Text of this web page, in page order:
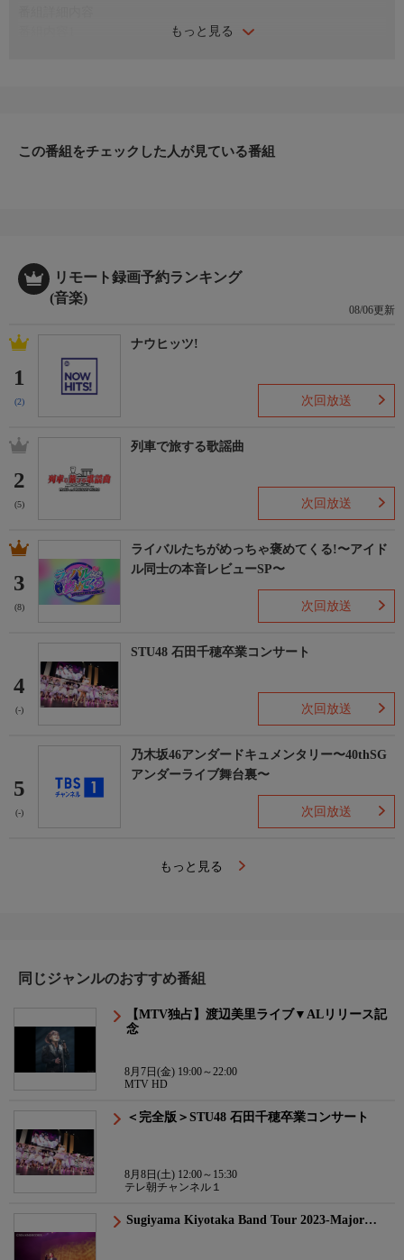
もっと見る
する。
この番組をチェックした人が見ている番組
リモート録画予約ランキング
(音楽)
08/06更新
1
(2)
ナウヒッツ!
次回放送
2
(5)
列車で旅する歌謡曲
次回放送
3
(8)
ライバルたちがめっちゃ褒めてくる!〜アイド
ル同士の本音レビューSP〜
次回放送
4
(-)
STU48 石田千穂卒業コンサート
次回放送
5
(-)
乃木坂46アンダードキュメンタリー〜40thSG
アンダーライブ舞台裏〜
次回放送
もっと見る
同じジャンルのおすすめ番組
【MTV独占】渡辺美里ライブ▼ALリリース記
念
8月7日(金) 19:00～22:00
MTV HD
＜完全版＞STU48 石田千穂卒業コンサート
8月8日(土) 12:00～15:30
テレ朝チャンネル１
Sugiyama Kiyotaka Band Tour 2023-Major…